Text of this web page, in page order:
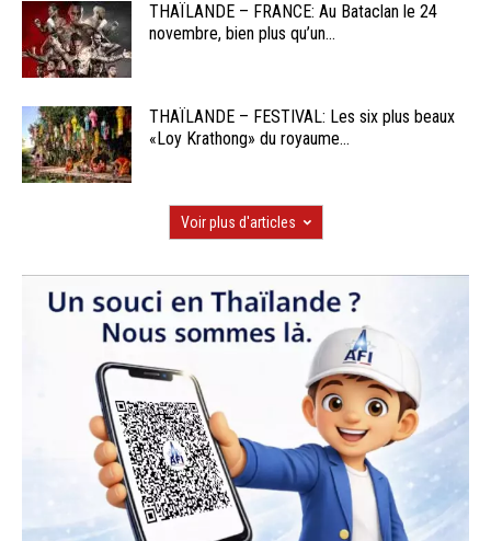
THAÏLANDE – FRANCE: Au Bataclan le 24
novembre, bien plus qu’un...
THAÏLANDE – FESTIVAL: Les six plus beaux
«Loy Krathong» du royaume...
Voir plus d'articles